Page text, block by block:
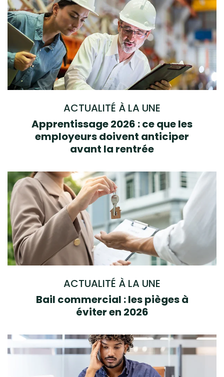
ACTUALITÉ À LA UNE
Apprentissage 2026 : ce que les
employeurs doivent anticiper
avant la rentrée
ACTUALITÉ À LA UNE
Bail commercial : les pièges à
éviter en 2026